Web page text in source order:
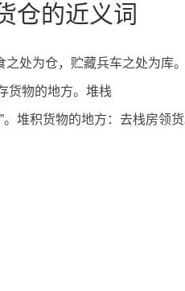
仓的近义词
之处为仓，贮藏兵车之处为库
货物的地方。堆栈
。堆积货物的地方：去栈房领